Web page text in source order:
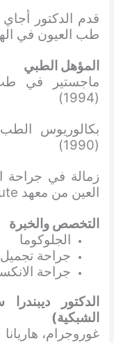
قدم الدكتور
طب العيون في الهند على مدار
المؤهل الطبي
(1994)
(1990)
زمالة في جراحة
العين من معهد LV Prasad Eye Institute، حيدر أباد
التخصص والخبرة
الجلوكوما
جراحة تجميل
جراحة
الدكتور
الشبكية)
غوروجرام، هاريانا